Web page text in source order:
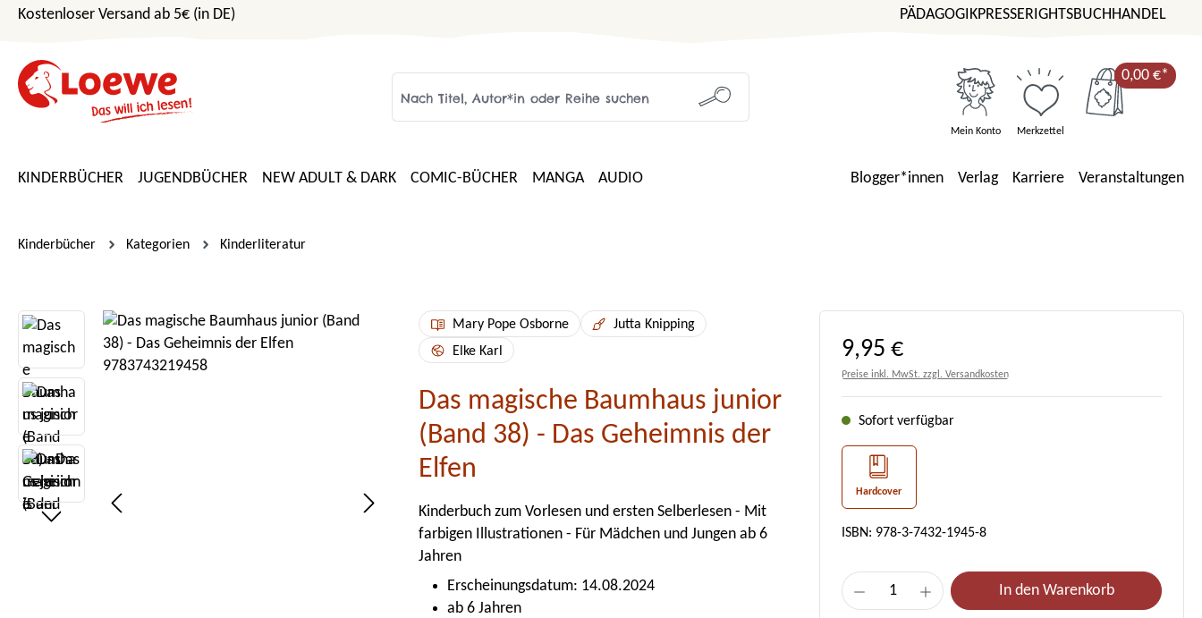
Hauptinhalt springen
Zur Suche springen
Zur Hauptnavigation springen
Kostenloser Versand ab 5€ (in DE) PÄDAGOGIKPRESSERIGHTSBUCHHANDEL
Mein Konto Merkzettel
0,00 €*
KINDERBÜCHER JUGENDBÜCHER NEW ADULT & DARK COMIC-BÜCHER MANGA AUDIO Blogger*innen Verlag Karriere Veranstaltungen
Kinderbücher Kategorien Kinderliteratur
Bildergalerie überspringen Mary Pope Osborne
Jutta Knipping
Elke Karl
Das magische Baumhaus junior
(Band 38) - Das Geheimnis der
Elfen
Kinderbuch zum Vorlesen und ersten Selberlesen - Mit
farbigen Illustrationen - Für Mädchen und Jungen ab 6
Jahren
Erscheinungsdatum: 14.08.2024
ab 6 Jahren
Regulärer Preis:
9,95 €
Preise inkl. MwSt. zzgl. Versandkosten
Sofort verfügbar
Hardcover
ISBN: 978-3-7432-1945-8
Produkt Anzahl: Gib den gewünschten
In den Warenkorb